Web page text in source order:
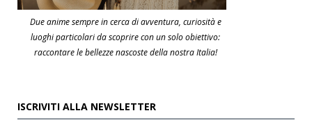
Due anime sempre in cerca di avventura, curiosità e
luoghi particolari da scoprire con un solo obiettivo:
raccontare le bellezze nascoste della nostra Italia!
ISCRIVITI ALLA NEWSLETTER